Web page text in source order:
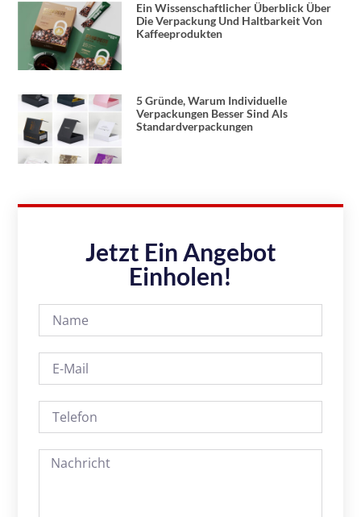
Ein Wissenschaftlicher Überblick Über
Die Verpackung Und Haltbarkeit Von
Kaffeeprodukten
5 Gründe, Warum Individuelle
Verpackungen Besser Sind Als
Standardverpackungen
Jetzt Ein Angebot
Einholen!